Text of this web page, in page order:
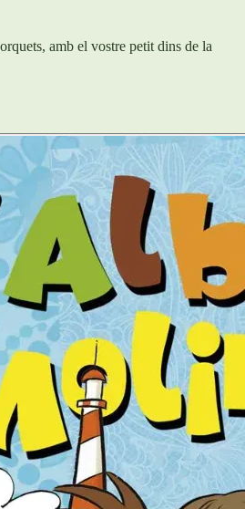
amb el vostre petit dins de la